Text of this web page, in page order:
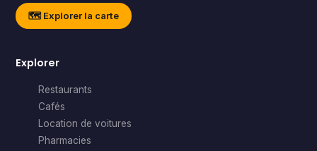
🗺️ Explorer la carte
Explorer
Restaurants
Cafés
Location de voitures
Pharmacies